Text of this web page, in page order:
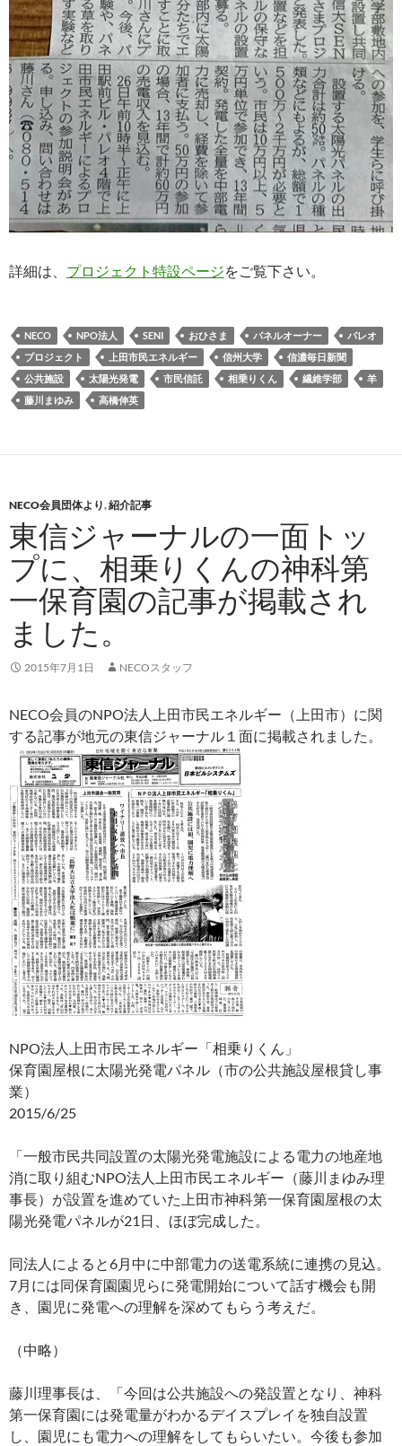
詳細は、 プロジェクト特設ページをご覧下さい。
NECO NPO法人 SENI おひさま パネルオーナー
パレオ
プロジェクト
上田市民エネルギー 信州大学
信濃毎日新聞
公共施設
太陽光発電 市民信託 相乗りくん 繊維学部
羊
藤川まゆみ
高橋伸英
NECO会員団体より,紹介記事
東信ジャーナルの一面トッ
プに、相乗りくんの神科第
一保育園の記事が掲載され
ました。
2015年7月1日 NECOスタッフ
NECO会員のNPO法人上田市民エネルギー（上田市）に関
する記事が地元の東信ジャーナル１面に掲載されました。
NPO法人上田市民エネルギー「相乗りくん」
保育園屋根に太陽光発電パネル（市の公共施設屋根貸し事
業）
2015/6/25
「一般市民共同設置の太陽光発電施設による電力の地産地
消に取り組むNPO法人上田市民エネルギー（藤川まゆみ理
事長）が設置を進めていた上田市神科第一保育園屋根の太
陽光発電パネルが21日、ほぼ完成した。
同法人によると6月中に中部電力の送電系統に連携の見込。
7月には同保育園園児らに発電開始について話す機会も開
き、園児に発電への理解を深めてもらう考えだ。
（中略）
藤川理事長は、「今回は公共施設への発設置となり、神科
第一保育園には発電量がわかるデイスプレイを独自設置
し、園児にも電力への理解をしてもらいたい。今後も参加